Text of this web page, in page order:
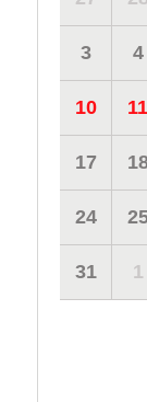
3 4
10 11
17
24
31 1